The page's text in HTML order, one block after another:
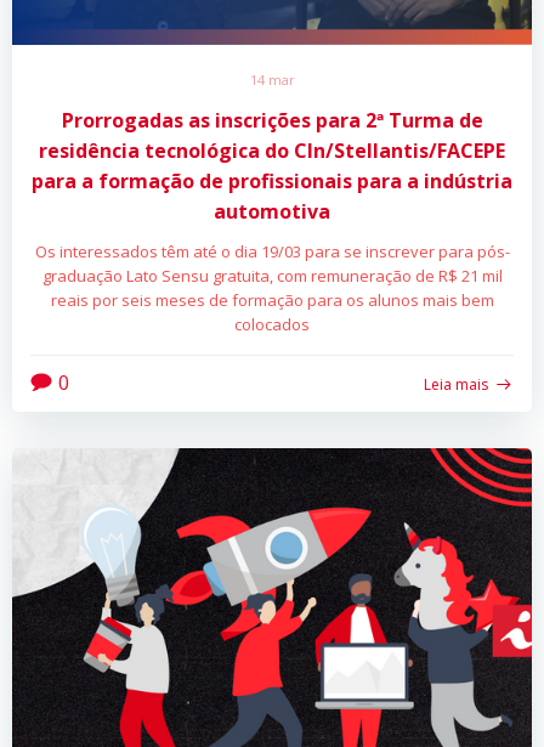
14 mar
Prorrogadas as inscrições para 2ª Turma de
residência tecnológica do CIn/Stellantis/FACEPE
para a formação de profissionais para a indústria
automotiva
Os interessados têm até o dia 19/03 para se inscrever para pós-
graduação Lato Sensu gratuita, com remuneração de R$ 21 mil
reais por seis meses de formação para os alunos mais bem
colocados
0 Leia mais